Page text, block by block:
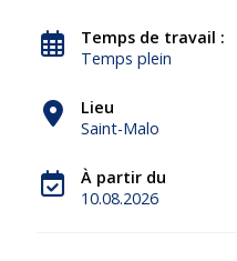
Temps de travail :
Temps plein
Lieu
Saint-Malo
À partir du
10.08.2026